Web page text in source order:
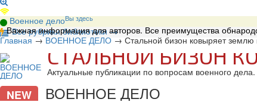
Военное делоВы здесь
Все рубрики библиотеки →
Важная информация для авторов. Все преимущества
Главная→ВОЕННОЕ ДЕЛО → Стальной бизон ковыряет
СТАЛЬНОЙ БИЗОН
Актуальные публикации по вопросам военного
NEW ВОЕННОЕ ДЕЛО